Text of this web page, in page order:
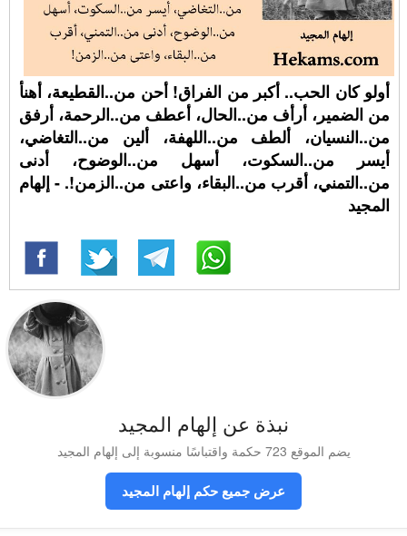
أولو كان الحب.. أكبر من الفراق! أحن من..القطيعة، أهنأ
من الضمير، أرأف من..الحال، أعطف من..الرحمة، أرفق
من..النسيان، ألطف من..اللهفة، ألين من..التغاضي،
أيسر من..السكوت، أسهل من..الوضوح، أدنى
من..التمني، أقرب من..البقاء، واعتى من..الزمن!. - إلهام
المجيد
نبذة عن إلهام المجيد
يضم الموقع 723 حكمة واقتباسًا منسوبة إلى إلهام المجيد
عرض جميع حكم إلهام المجيد